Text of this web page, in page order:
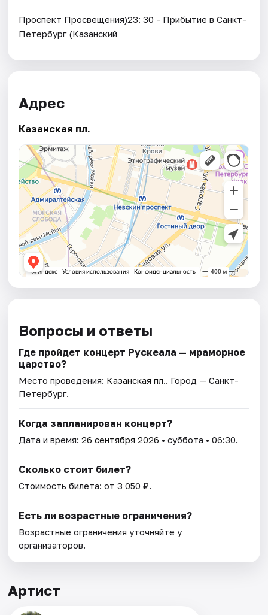
Проспект Просвещения)23: 30 - Прибытие в Санкт-
Петербург (Казанский
Адрес
Казанская пл.
Вопросы и ответы
Где пройдет концерт Рускеала — мраморное
царство?
Место проведения: Казанская пл.. Город — Санкт-
Петербург.
Когда запланирован концерт?
Дата и время:26 сентября 2026 • суббота • 06:30.
Сколько стоит билет?
Стоимость билета: от 3 050 ₽.
Есть ли возрастные ограничения?
Возрастные ограничения уточняйте у
организаторов.
Артист